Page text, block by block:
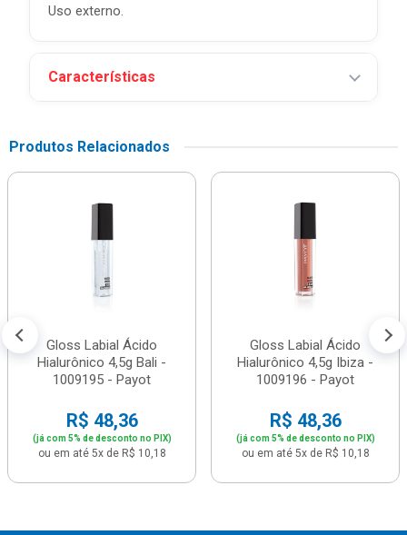
Uso externo.
Características
Produtos Relacionados
Gloss Labial Ácido
Hialurônico 4,5g Bali -
1009195 - Payot
R$ 48,36
(já com 5% de desconto no PIX)
ou em até 5x de R$ 10,18
Gloss Labial Ácido
Hialurônico 4,5g Ibiza -
1009196 - Payot
R$ 48,36
(já com 5% de desconto no PIX)
ou em até 5x de R$ 10,18